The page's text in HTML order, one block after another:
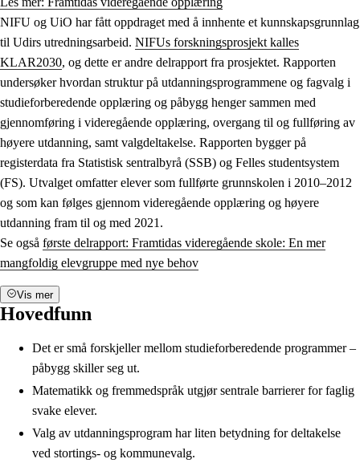
NIFU og UiO har fått oppdraget med å innhente et kunnskapsgrunnlag
til Udirs utredningsarbeid. NIFUs forskningsprosjekt kalles
KLAR2030, og dette er andre delrapport fra prosjektet. Rapporten
undersøker hvordan struktur på utdanningsprogrammene og fagvalg i
studieforberedende opplæring og påbygg henger sammen med
gjennomføring i videregående opplæring, overgang til og fullføring av
høyere utdanning, samt valgdeltakelse. Rapporten bygger på
registerdata fra Statistisk sentralbyrå (SSB) og Felles studentsystem
(FS). Utvalget omfatter elever som fullførte grunnskolen i 2010–2012
og som kan følges gjennom videregående opplæring og høyere
utdanning fram til og med 2021.
Se også første delrapport: Framtidas videregående skole: En mer
mangfoldig elevgruppe med nye behov
Vis mer
Hovedfunn
Det er små forskjeller mellom studieforberedende programmer –
påbygg skiller seg ut.
Matematikk og fremmedspråk utgjør sentrale barrierer for faglig
svake elever.
Valg av utdanningsprogram har liten betydning for deltakelse
ved stortings- og kommunevalg.